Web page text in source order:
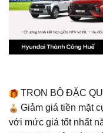
TRỌN BỘ ĐẶC
Giảm giá tiền mặt
với mức giá tốt nhất